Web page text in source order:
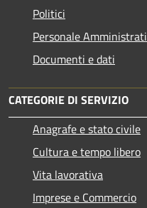
Politici
Personale
Documenti e dati
CATEGORIE DI SERVIZIO
Anagrafe e stato civile
Cultura e tempo libero
Vita lavorativa
Imprese e Commercio